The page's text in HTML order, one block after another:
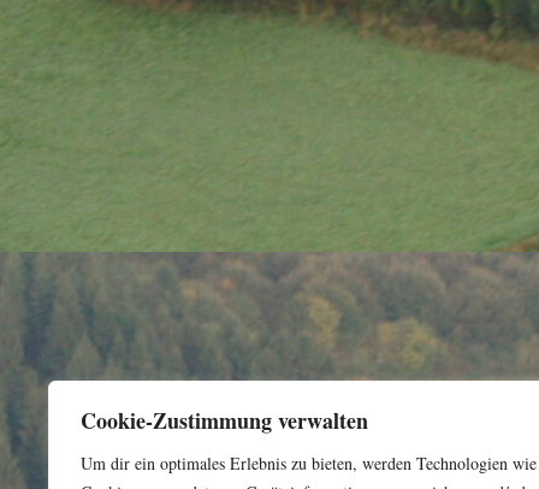
Cookie-Zustimmung verwalten
Um dir ein optimales Erlebnis zu bieten, werden Technologien wie